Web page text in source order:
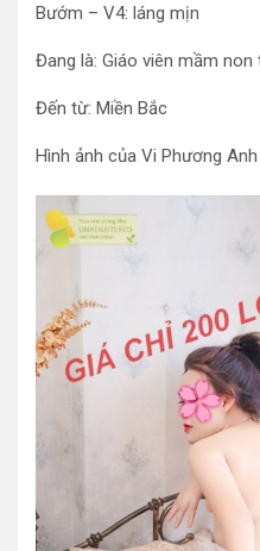
Bướm – V4: láng mịn
Đang là: Giáo viên mầm non
Đến từ: Miền Bắc
Hình ảnh của Vi Phương Anh